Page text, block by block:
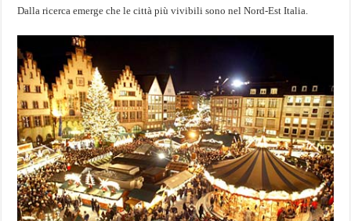
Dalla ricerca emerge che le città più vivibili sono nel Nord-Est Italia.